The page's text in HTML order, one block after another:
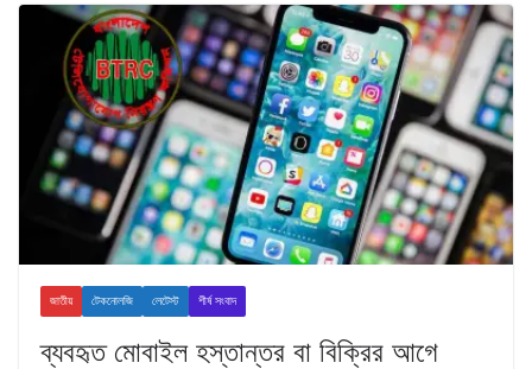
জাতীয় টেকনোলজি লেটেস্ট শীর্ষ সংবাদ
ব্যবহৃত মোবাইল হস্তান্তর বা বিক্রির আগে